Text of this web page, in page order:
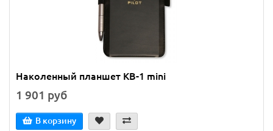
Наколенный планшет KB-1 mini
1 901 руб
В корзину